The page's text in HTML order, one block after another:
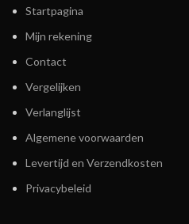
Startpagina
Mijn rekening
Contact
Vergelijken
Verlanglijst
Algemene voorwaarden
Levertijd en Verzendkosten
Privacybeleid